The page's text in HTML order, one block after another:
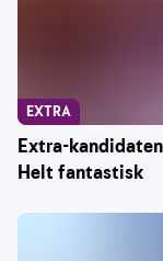
Extra-
Helt fantastisk
EXTRA